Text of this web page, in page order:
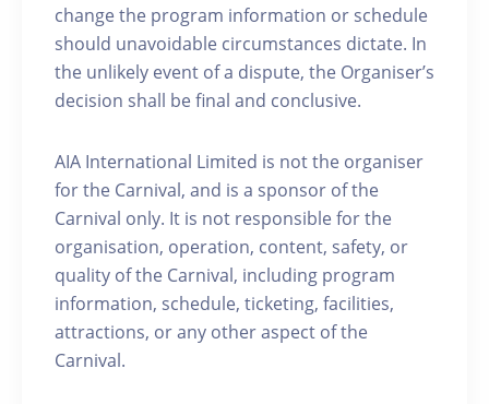
change the program information or schedule
should unavoidable circumstances dictate. In
the unlikely event of a dispute, the Organiser’s
decision shall be final and conclusive.
AIA International Limited is not the organiser
for the Carnival, and is a sponsor of the
Carnival only. It is not responsible for the
organisation, operation, content, safety, or
quality of the Carnival, including program
information, schedule, ticketing, facilities,
attractions, or any other aspect of the
Carnival.